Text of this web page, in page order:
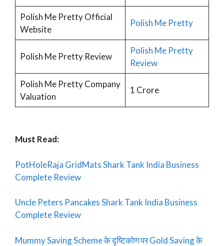
Polish Me Pretty Official
Website
Polish Me Pretty
Polish Me Pretty Review
Polish Me Pretty
Review
Polish Me Pretty Company
Valuation
1 Crore
Must Read:
PotHoleRaja GridMats Shark Tank India Business
Complete Review
Uncle Peters Pancakes Shark Tank India Business
Complete Review
Mummy Saving Scheme के दृष्टिकोण पर Gold Saving के